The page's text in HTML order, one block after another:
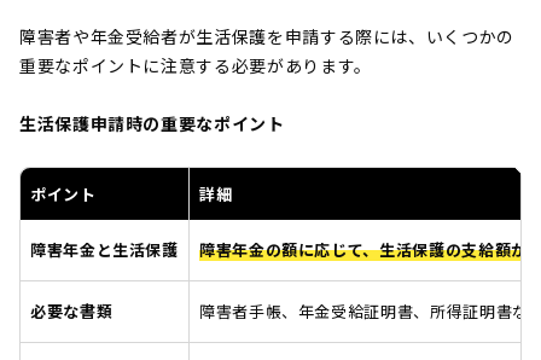
障害者や年金受給者が生活保護を申請する際には、いくつかの
重要なポイントに注意する必要があります。
生活保護申請時の重要なポイント
ポイント 詳細
障害年金と生活保護 障害年金の額に応じて、生活保護の支給額が
必要な書類 障害者手帳、年金受給証明書、所得証明書な